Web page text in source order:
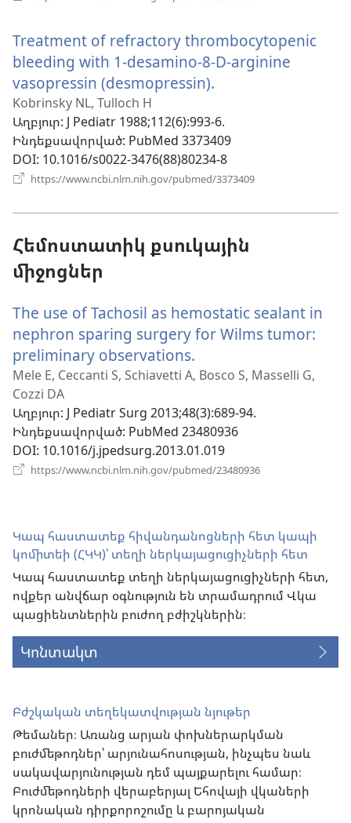
պատուհան)
Treatment of refractory thrombocytopenic
bleeding with 1-desamino-8-D-arginine
vasopressin (desmopressin).
նոր
պատուհան)
Kobrinsky NL, Tulloch H
Աղբյուր‎: J Pediatr 1988;112(6):993-6.
Ինդեքսավորված‎: PubMed 3373409
DOI‎: 10.1016/s0022-3476(88)80234-8
https://www.ncbi.nlm.nih.gov/pubmed/3373409
Հեմոստատիկ քսուկային
միջոցներ
The use of Tachosil as hemostatic sealant in
nephron sparing surgery for Wilms tumor:
preliminary observations.
է
պատուհան)
Mele E, Ceccanti S, Schiavetti A, Bosco S, Masselli G,
Cozzi DA
Աղբյուր‎: J Pediatr Surg 2013;48(3):689-94.
Ինդեքսավորված‎: PubMed 23480936
DOI‎: 10.1016/j.jpedsurg.2013.01.019
https://www.ncbi.nlm.nih.gov/pubmed/23480936
Կապ հաստատեք հիվանդանոցների հետ կապի
կոմիտեի (ՀԿԿ)՝ տեղի ներկայացուցիչների հետ
Կապ հաստատեք տեղի ներկայացուցիչների հետ,
ովքեր անվճար օգնություն են տրամադրում Վկա
պացիենտներին բուժող բժիշկներին։
Կոնտակտ
Բժշկական տեղեկատվության նյութեր
Թեմաներ։ Առանց արյան փոխներարկման
բուժմեթոդներ՝ արյունահոսության, ինչպես նաև
սակավարյունության դեմ պայքարելու համար։
Բուժմեթոդների վերաբերյալ Եհովայի վկաների
կրոնական դիրքորոշումը և բարոյական